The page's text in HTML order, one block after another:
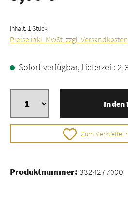
Inhalt: 1 Stück
Preise inkl. MwSt. zzgl. Versandkosten
Sofort verfügbar, Lieferzeit: 2-
In den
Zum Merkzettel
Produktnummer: 3324277000